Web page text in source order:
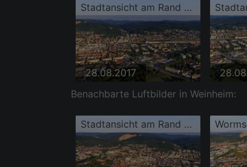
Stadtansicht am Rand des Odenwalds aus Nordwesten mit Mannheime Straße , REWE Center Markus Mauz und Mercedes-Benz Service Weinheim, ŠKODA Autohaus Weinheim - Autowelt Ebert
28.08.2017
Benachbarte Luftbilder in Weinheim:
Stadtansicht am Rand des Odenwalds aus Westen mit Wormser Straße und Hans-Freudenberg-Schule